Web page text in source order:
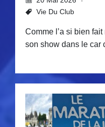
Vie Du Club
Comme l’a si bien
son show dans le car